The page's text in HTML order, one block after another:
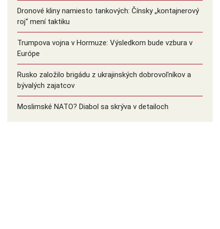
Dronové kliny namiesto tankových: Čínsky ️„kontajnerový
roj“ mení taktiku
Trumpova vojna v Hormuze: Výsledkom bude vzbura v
Európe
Rusko založilo brigádu z ukrajinských dobrovoľníkov a
bývalých zajatcov
Moslimské NATO? Diabol sa skrýva v detailoch